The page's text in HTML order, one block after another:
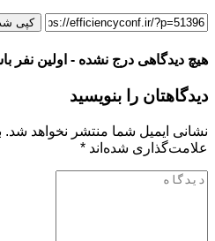
کپی
هیچ دیدگاهی درج نشده - اولین نفر
دیدگاهتان را بنویسید
نشانی ایمیل شما منتشر نخواهد شد.
علامت‌گذاری شده‌اند *